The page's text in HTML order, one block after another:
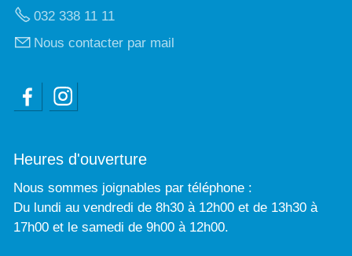
032 338 11 11
Nous contacter par mail
Heures d'ouverture
Nous sommes joignables par téléphone :
Du lundi au vendredi de 8h30 à 12h00 et de 13h30 à
17h00 et le samedi de 9h00 à 12h00.